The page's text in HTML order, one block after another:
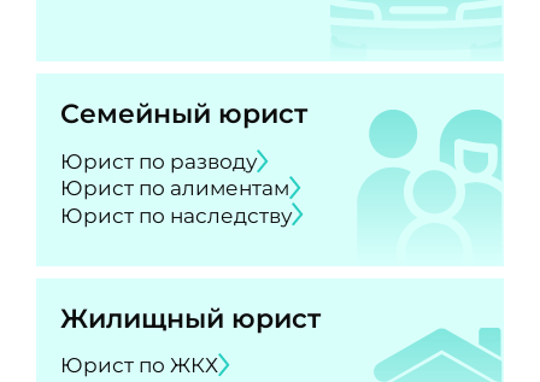
Семейный юрист
Юрист по разводу
Юрист по алиментам
Юрист по наследству
Жилищный юрист
Юрист по ЖКХ